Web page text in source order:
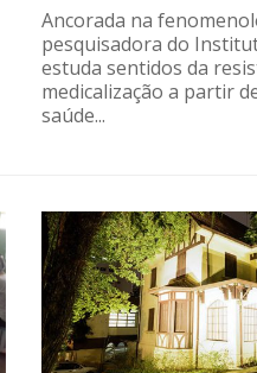
Ancorada na
pesquisadora do
estuda sentidos da
medicalização a partir
saúde...